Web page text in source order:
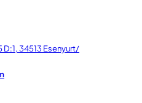
D:1, 34513 Esenyurt/